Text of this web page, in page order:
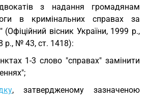
з надання громадянам
в кримінальних справах за
вісник України, 1999 р.,
р., № 43, ст. 1418):
1-3 слово "справах" замінити
, затвердженому зазначеною